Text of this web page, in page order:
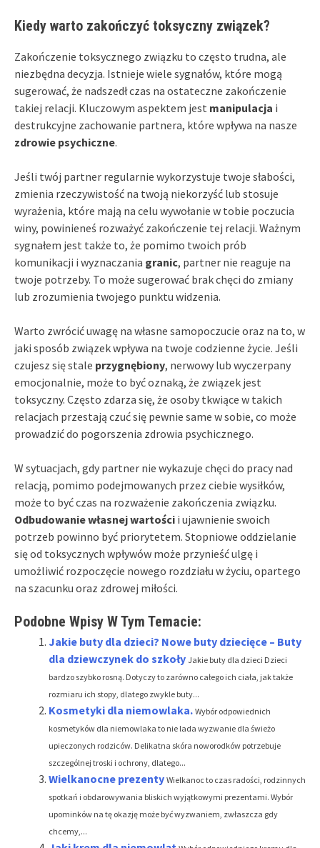
Kiedy warto zakończyć toksyczny związek?
Zakończenie toksycznego związku to często trudna, ale
niezbędna decyzja. Istnieje wiele sygnałów, które mogą
sugerować, że nadszedł czas na ostateczne zakończenie
takiej relacji. Kluczowym aspektem jest manipulacja i
destrukcyjne zachowanie partnera, które wpływa na nasze
zdrowie psychiczne.
Jeśli twój partner regularnie wykorzystuje twoje słabości,
zmienia rzeczywistość na twoją niekorzyść lub stosuje
wyrażenia, które mają na celu wywołanie w tobie poczucia
winy, powinieneś rozważyć zakończenie tej relacji. Ważnym
sygnałem jest także to, że pomimo twoich prób
komunikacji i wyznaczania granic, partner nie reaguje na
twoje potrzeby. To może sugerować brak chęci do zmiany
lub zrozumienia twojego punktu widzenia.
Warto zwrócić uwagę na własne samopoczucie oraz na to, w
jaki sposób związek wpływa na twoje codzienne życie. Jeśli
czujesz się stale przygnębiony, nerwowy lub wyczerpany
emocjonalnie, może to być oznaką, że związek jest
toksyczny. Często zdarza się, że osoby tkwiące w takich
relacjach przestają czuć się pewnie same w sobie, co może
prowadzić do pogorszenia zdrowia psychicznego.
W sytuacjach, gdy partner nie wykazuje chęci do pracy nad
relacją, pomimo podejmowanych przez ciebie wysiłków,
może to być czas na rozważenie zakończenia związku.
Odbudowanie własnej wartości i ujawnienie swoich
potrzeb powinno być priorytetem. Stopniowe oddzielanie
się od toksycznych wpływów może przynieść ulgę i
umożliwić rozpoczęcie nowego rozdziału w życiu, opartego
na szacunku oraz zdrowej miłości.
Podobne Wpisy W Tym Temacie:
Jakie buty dla dzieci? Nowe buty dziecięce – Buty
dla dziewczynek do szkoły Jakie buty dla dzieci Dzieci
bardzo szybko rosną. Dotyczy to zarówno całego ich ciała, jak także
rozmiaru ich stopy, dlatego zwykle buty...
Kosmetyki dla niemowlaka. Wybór odpowiednich
kosmetyków dla niemowlaka to nie lada wyzwanie dla świeżo
upieczonych rodziców. Delikatna skóra noworodków potrzebuje
szczególnej troski i ochrony, dlatego...
Wielkanocne prezenty Wielkanoc to czas radości, rodzinnych
spotkań i obdarowywania bliskich wyjątkowymi prezentami. Wybór
upominków na tę okazję może być wyzwaniem, zwłaszcza gdy
chcemy,...